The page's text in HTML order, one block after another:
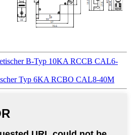
B-Typ 10KA RCCB CAL6-
Typ 6KA RCBO CAL8-40M